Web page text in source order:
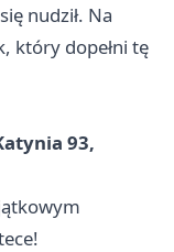
nudził. Na
który dopełni tę
93,